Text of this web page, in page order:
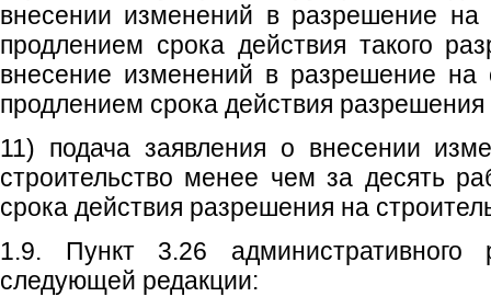
внесении изменений в разрешение на
продлением срока действия такого
внесение изменений в разрешение на
продлением срока действия разрешения
11) подача заявления о внесении
строительство менее чем за десять
срока действия разрешения на
1.9. Пункт 3.26 административного
следующей редакции: